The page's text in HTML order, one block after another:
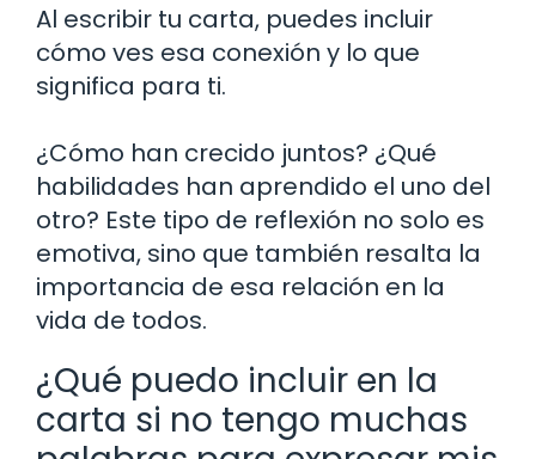
Al escribir tu carta, puedes incluir
cómo ves esa conexión y lo que
significa para ti.
¿Cómo han crecido juntos? ¿Qué
habilidades han aprendido el uno del
otro? Este tipo de reflexión no solo es
emotiva, sino que también resalta la
importancia de esa relación en la
vida de todos.
¿Qué puedo incluir en la
carta si no tengo muchas